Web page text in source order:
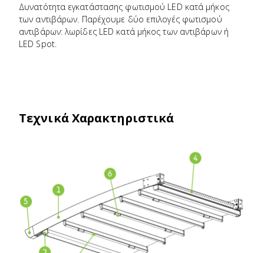
Δυνατότητα εγκατάστασης φωτισμού LED κατά μήκος
των αντιβάρων. Παρέχουμε δύο επιλογές φωτισμού
αντιβάρων: λωρίδες LED κατά μήκος των αντιβάρων ή
LED Spot.
Τεχνικά Χαρακτηριστικά